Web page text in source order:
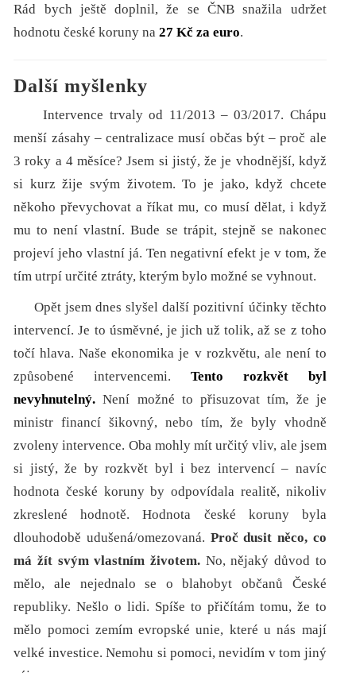
Rád bych ještě doplnil, že se ČNB snažila udržet
hodnotu české koruny na27 Kč za euro.
Další myšlenky
Intervence trvaly od 11/2013 – 03/2017. Chápu
menší zásahy – centralizace musí občas být – proč ale
3 roky a 4 měsíce? Jsem si jistý, že je vhodnější, když
si kurz žije svým životem. To je jako, když chcete
někoho převychovat a říkat mu, co musí dělat, i když
mu to není vlastní. Bude se trápit, stejně se nakonec
projeví jeho vlastní já. Ten negativní efekt je v tom, že
tím utrpí určité ztráty, kterým bylo možné se vyhnout.
Opět jsem dnes slyšel další pozitivní účinky těchto
intervencí. Je to úsměvné, je jich už tolik, až se z toho
točí hlava. Naše ekonomika je v rozkvětu, ale není to
způsobené intervencemi. Tento rozkvět byl
nevyhnutelný. Není možné to přisuzovat tím, že je
ministr financí šikovný, nebo tím, že byly vhodně
zvoleny intervence. Oba mohly mít určitý vliv, ale jsem
si jistý, že by rozkvět byl i bez intervencí – navíc
hodnota české koruny by odpovídala realitě, nikoliv
zkreslené hodnotě. Hodnota české koruny byla
dlouhodobě udušená/omezovaná. Proč dusit něco, co
má žít svým vlastním životem. No, nějaký důvod to
mělo, ale nejednalo se o blahobyt občanů České
republiky. Nešlo o lidi. Spíše to přičítám tomu, že to
mělo pomoci zemím evropské unie, které u nás mají
velké investice. Nemohu si pomoci, nevidím v tom jiný